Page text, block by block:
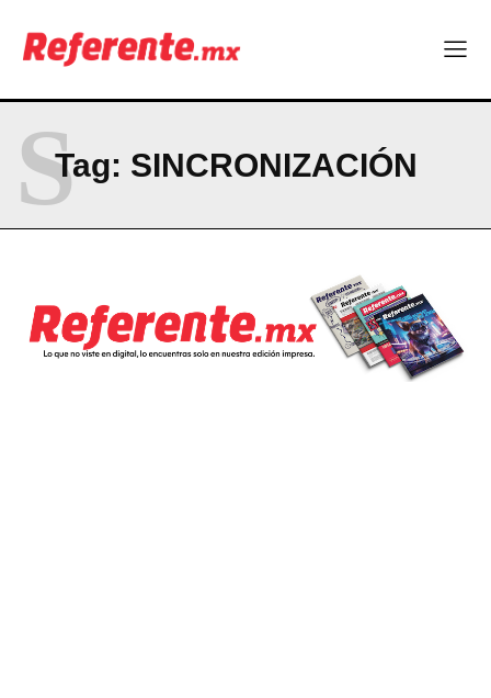
Linux nació como un hobby y hoy mueve la tecnología global
Los 40 ya no son la mitad de la vida: son el nuevo punto de
partida
ABOUT
CONTACT
Tag: SINCRONIZACIÓN
S